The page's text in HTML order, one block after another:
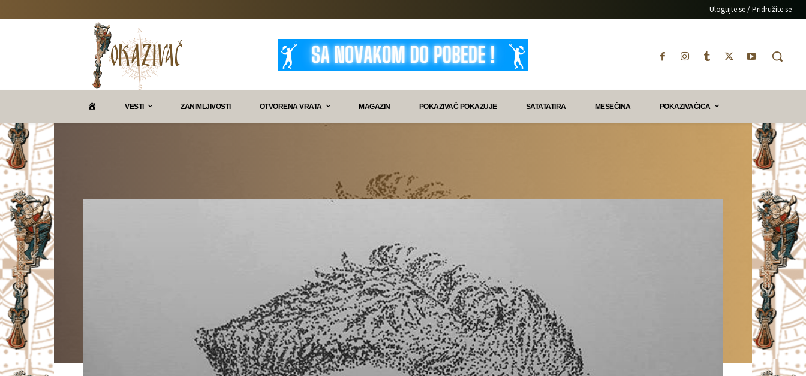
Ulogujte se / Pridružite se
VESTI ZANIMLJIVOSTI OTVORENA VRATA MAGAZIN POKAZIVAČ POKAZUJE SATATATIRA MESEČINA POKAZIVAČICA